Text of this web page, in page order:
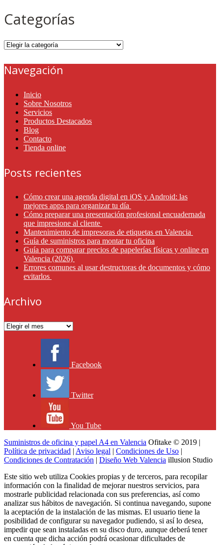
Categorías
Categorías
Navegación
Inicio
Sobre Nosotros
Servicios
Productos Destacados
Blog
Contacto
Tienda online
Posts recientes
Cómo crear una agenda digital en iOS y Android: las
mejores apps para organizar tu día
Cómo preparar una presentación profesional encuadernada
que impresione al cliente
Mantenimiento de impresoras de etiquetas en Valencia
Guía de suministros para montar tu oficina
Guía para comparar precios de papelerías físicas y online en
Valencia (2026)
Errores comunes al usar destructoras de documentos y cómo
evitarlos
Archivo
Archivo
Facebook
Twitter
You Tube
Suministros de oficina y papel A4 en Valencia Ofitake © 2019 |
Política de privacidad | Aviso legal | Condiciones de Uso |
Condiciones de Contratación | Diseño Web Valencia illusion Studio
Este sitio web utiliza Cookies propias y de terceros, para recopilar
información con la finalidad de mejorar nuestros servicios, para
mostrarle publicidad relacionada con sus preferencias, así como
analizar sus hábitos de navegación. Si continua navegando, supone
la aceptación de la instalación de las mismas. El usuario tiene la
posibilidad de configurar su navegador pudiendo, si así lo desea,
impedir que sean instaladas en su disco duro, aunque deberá tener
en cuenta que dicha acción podrá ocasionar dificultades de